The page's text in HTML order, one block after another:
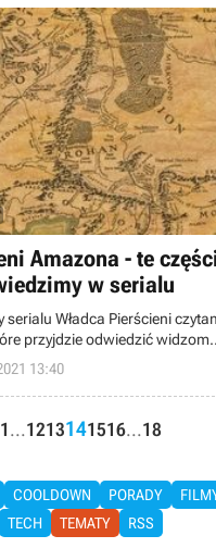
Amazona - te
w serialu
serialu Władca Pierścieni
przyjdzie odwiedzić widzom.
akcja rozgrywa się w dalekiej
13:40
1 ...1213141516...18
COOLDOWN PORADY
TECH
TEMATY RSS